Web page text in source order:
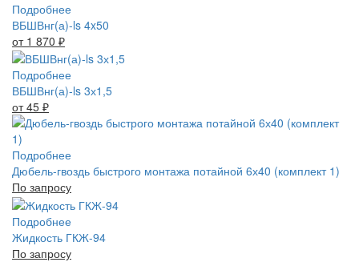
Подробнее
ВБШВнг(а)-ls 4x50
от 1 870 ₽
Подробнее
ВБШВнг(а)-ls 3х1,5
от 45 ₽
Подробнее
Дюбель-гвоздь быстрого монтажа потайной 6х40 (комплект 1)
По запросу
Подробнее
Жидкость ГКЖ-94
По запросу